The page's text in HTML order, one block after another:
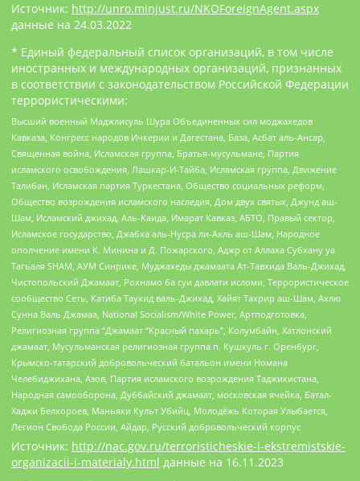
Источник: http://unro.minjust.ru/NKOForeignAgent.aspx
данные на 24.03.2022
* Единый федеральный список организаций, в том числе
иностранных и международных организаций, признанных
в соответствии с законодательством Российской Федерации
террористическими:
Высший военный Маджлисуль Шура Объединенных сил моджахедов
Кавказа, Конгресс народов Ичкерии и Дагестана, База, Асбат аль-Ансар,
Священная война, Исламская группа, Братья-мусульмане, Партия
исламского освобождения, Лашкар-И-Тайба, Исламская группа, Движение
Талибан, Исламская партия Туркестана, Общество социальных реформ,
Общество возрождения исламского наследия, Дом двух святых, Джунд аш-
Шам, Исламский джихад, Аль-Каида, Имарат Кавказ, АБТО, Правый сектор,
Исламское государство, Джабха аль-Нусра ли-Ахль аш-Шам, Народное
ополчение имени К. Минина и Д. Пожарского, Аджр от Аллаха Субхану уа
Тагьаля SHAM, АУМ Синрике, Муджахеды джамаата Ат-Тавхида Валь-Джихад,
Чистопольский Джамаат, Рохнамо ба суи давлати исломи, Террористическое
сообщество Сеть, Катиба Таухид валь-Джихад, Хайят Тахрир аш-Шам, Ахлю
Сунна Валь Джамаа, National Socialism/White Power, Артподготовка,
Религиозная группа “Джамаат “Красный пахарь”, Колумбайн, Хатлонский
джамаат, Мусульманская религиозная группа п. Кушкуль г. Оренбург,
Крымско-татарский добровольческий батальон имени Номана
Челебиджихана, Азов, Партия исламского возрождения Таджикистана,
Народная самооборона, Дуббайский джамаат, московская ячейка, Батал-
Хаджи Белхороев, Маньяки Культ Убийц, Молодёжь Которая Улыбается,
Легион Свобода России, Айдар, Русский добровольческий корпус
Источник: http://nac.gov.ru/terroristicheskie-i-ekstremistskie-
organizacii-i-materialy.html данные на 16.11.2023